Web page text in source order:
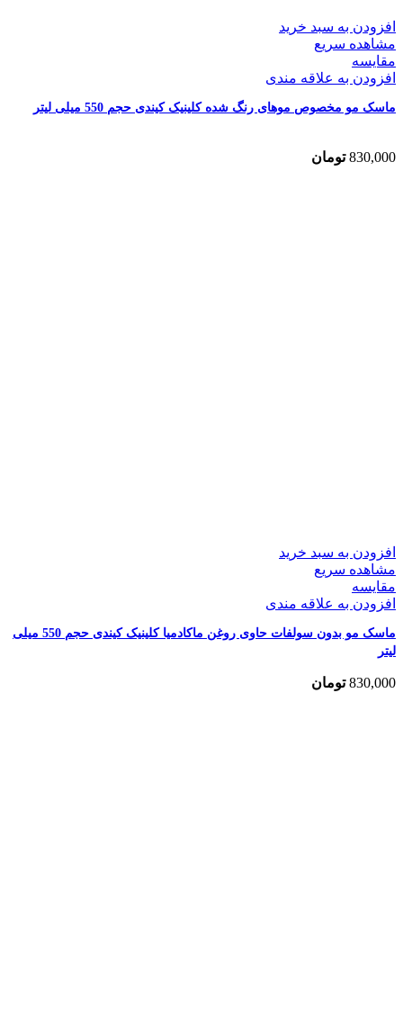
افزودن به سبد خرید
مشاهده سریع
مقایسه
افزودن به علاقه مندی
ماسک مو مخصوص موهای رنگ شده کلینیک کیندی حجم 550 میلی لیتر
830,000 تومان
افزودن به سبد خرید
مشاهده سریع
مقایسه
افزودن به علاقه مندی
ماسک مو بدون سولفات حاوی روغن ماکادمیا کلینیک کیندی حجم 550 میلی
لیتر
830,000 تومان